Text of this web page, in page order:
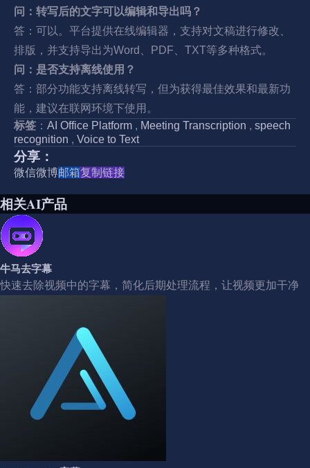
问：转写后的文字可以编辑和导出吗？
答：可以。平台提供在线编辑器，支持对文稿进行修改、
排版，并支持导出为Word、PDF、TXT等多种格式。
问：是否支持离线使用？
答：部分功能支持离线转写，但为获得最佳效果和最新功
能，建议在联网环境下使用。
标签 ： AI Office Platform , Meeting Transcription , speech
recognition , Voice to Text
分享：
微信微博邮箱复制链接
相关AI产品
牛马去字幕
快速去除视频中的字幕，简化后期处理流程，让视频更加干净